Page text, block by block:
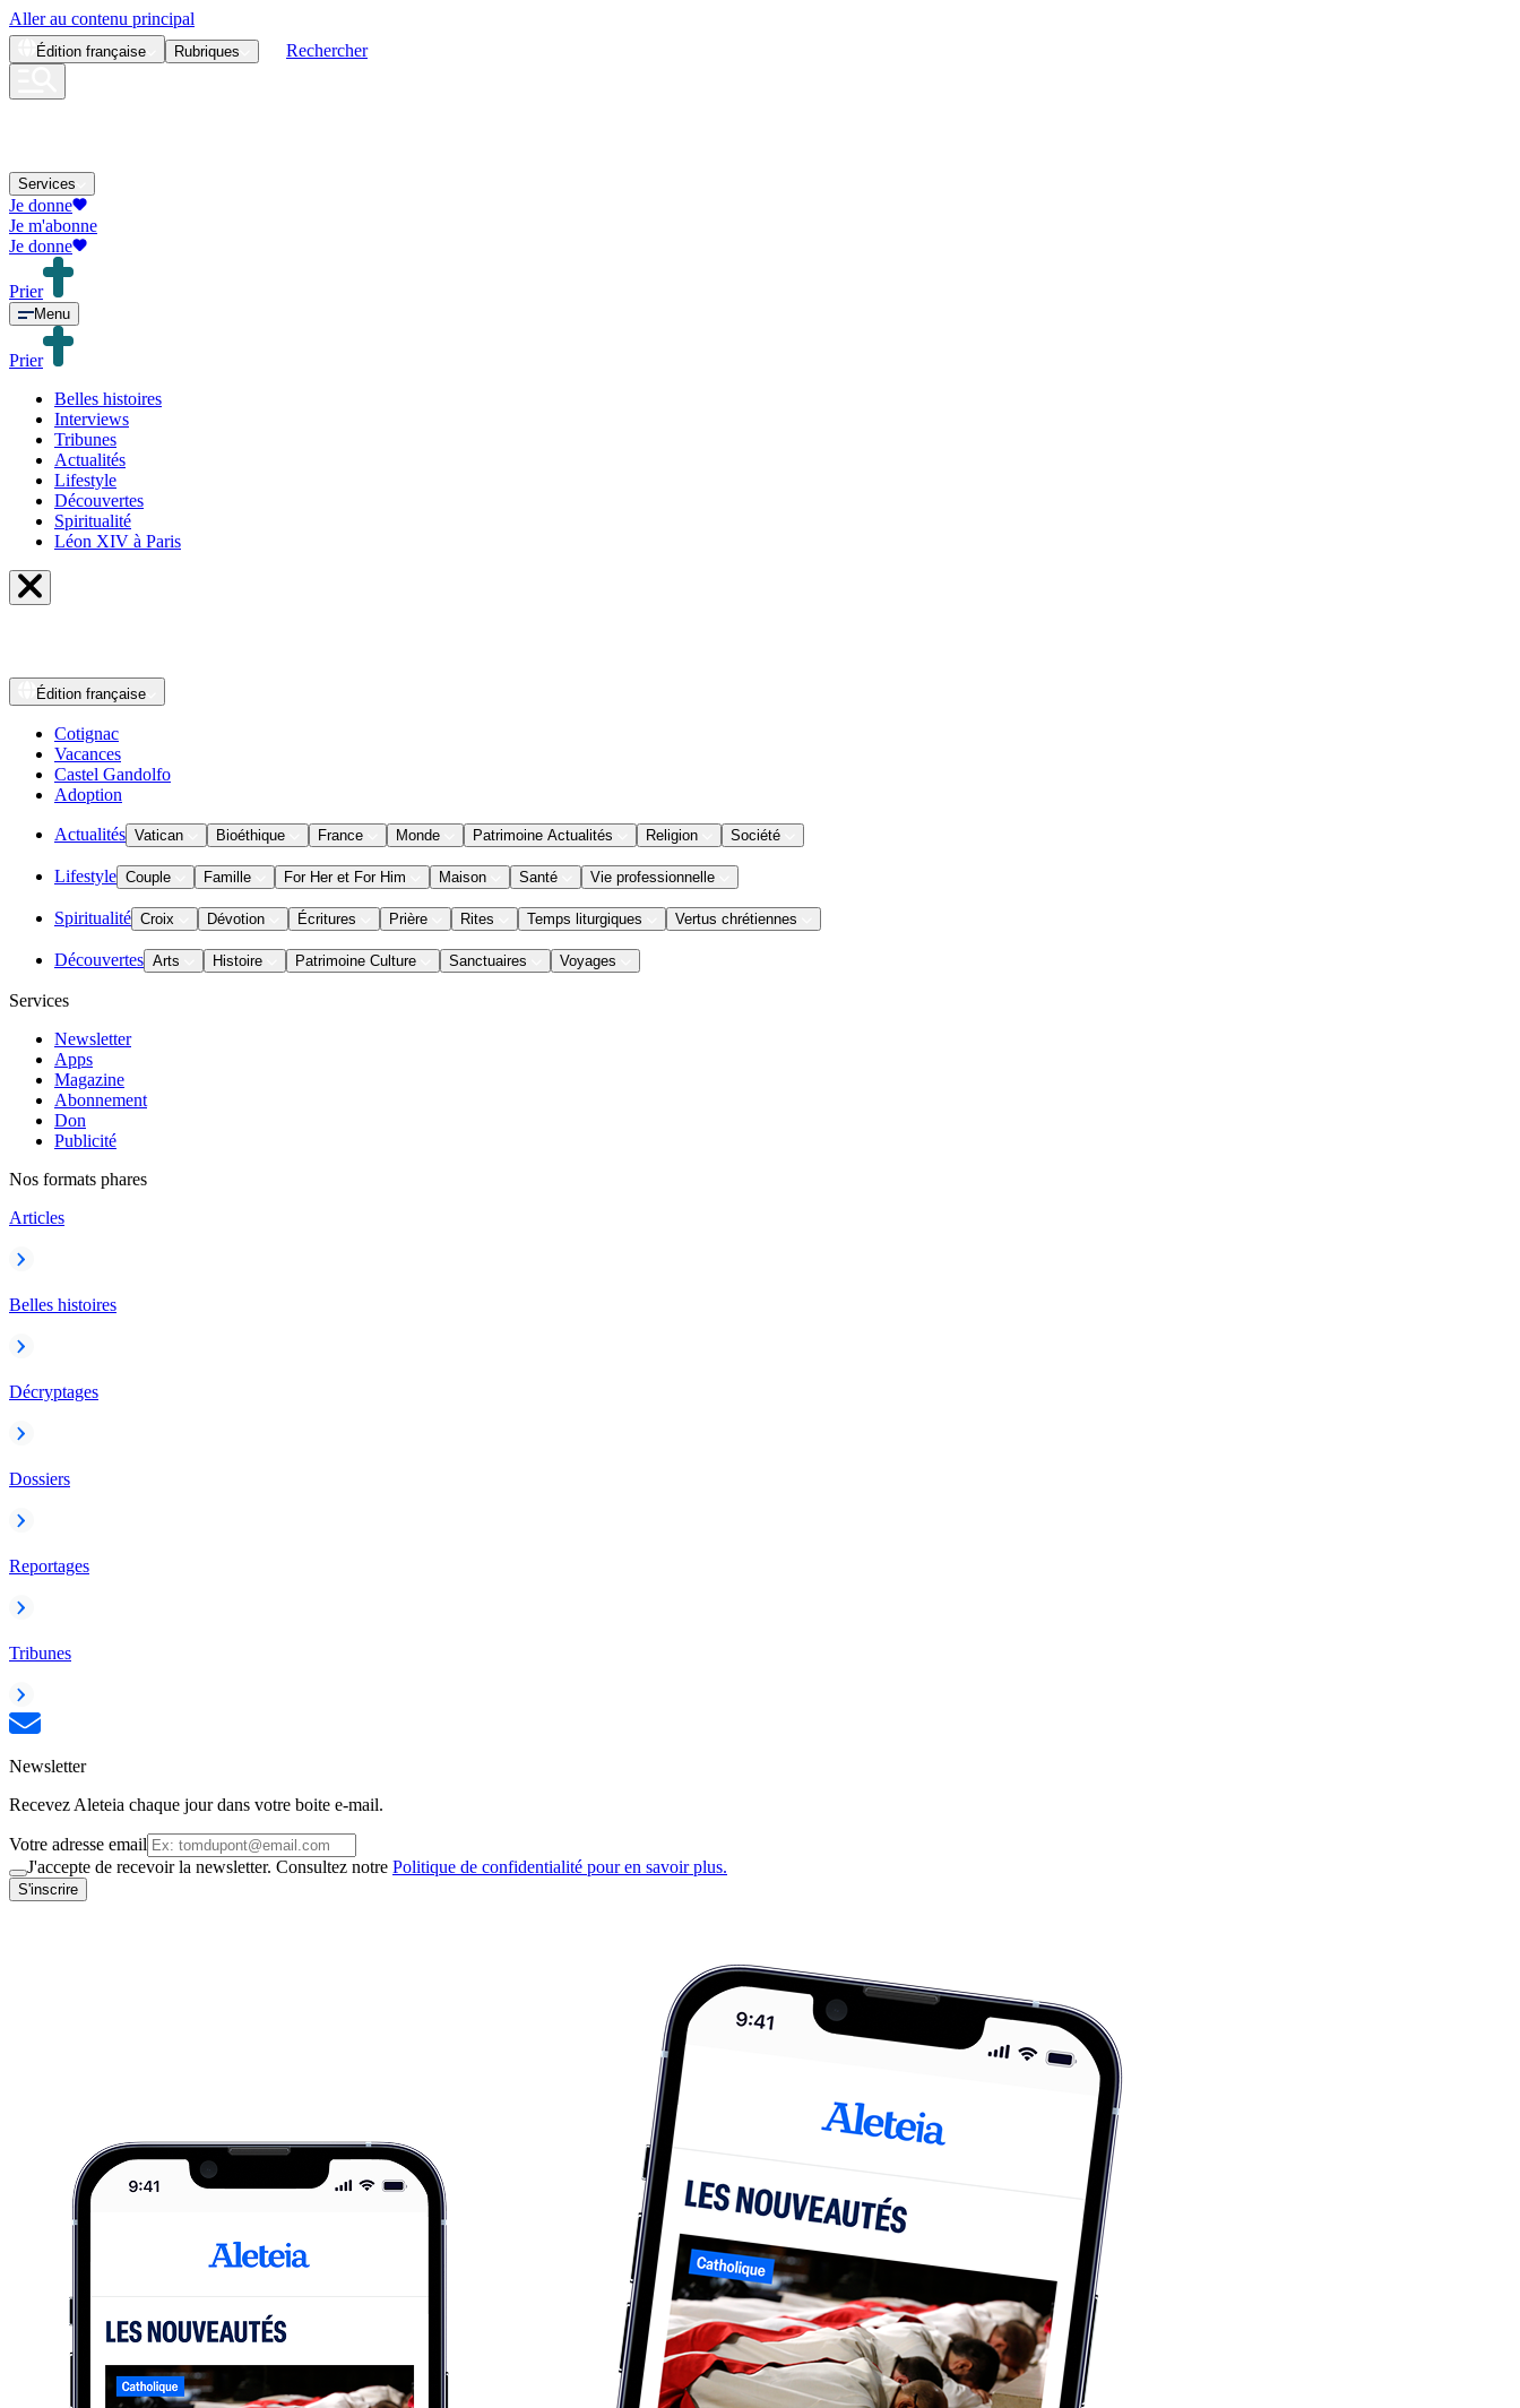
Aller au contenu principal
Édition française Rubriques Rechercher
Services
Je donne
Je m'abonne
Je donne
Prier
Menu
Prier
Belles histoires
Interviews
Tribunes
Actualités
Lifestyle
Découvertes
Spiritualité
Léon XIV à Paris
Édition française
Cotignac
Vacances
Castel Gandolfo
Adoption
Actualités Vatican Bioéthique France Monde Patrimoine Actualités Religion Société
Lifestyle Couple Famille For Her et For Him Maison Santé Vie professionnelle
Spiritualité Croix Dévotion Écritures Prière Rites Temps liturgiques Vertus chrétiennes
Découvertes Arts Histoire Patrimoine Culture Sanctuaires Voyages
Services
Newsletter
Apps
Magazine
Abonnement
Don
Publicité
Nos formats phares
Articles
Belles histoires
Décryptages
Dossiers
Reportages
Tribunes
Newsletter
Recevez Aleteia chaque jour dans votre boite e-mail.
Votre adresse email
J'accepte de recevoir la newsletter. Consultez notre Politique de confidentialité pour en savoir plus.
S'inscrire